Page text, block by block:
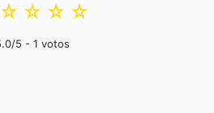
☆
☆
☆
☆
/5 - 1 votos